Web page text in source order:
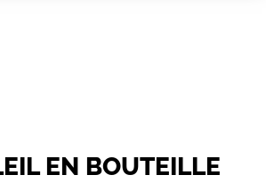
EN BOUTEILLE